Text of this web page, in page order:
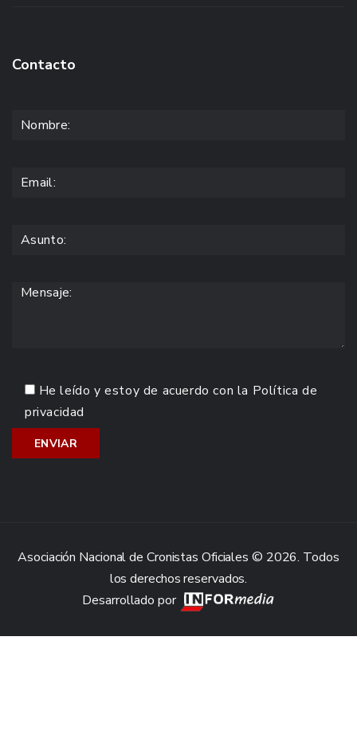
Contacto
He leído y estoy de acuerdo con la Política de
privacidad
Asociación Nacional de Cronistas Oficiales © 2026. Todos
los derechos reservados.
Desarrollado por